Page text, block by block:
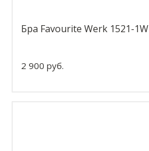
Бра Favourite Werk 1521-1W
2 900 руб.